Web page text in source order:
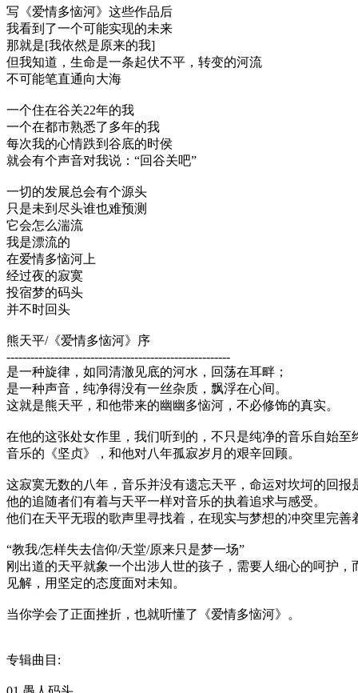
写《爱情多恼河》这些作品后
我看到了一个可能实现的未来
那就是[我依然是原来的我]
但我知道，生命是一条起伏不平，转变的河流
不可能笔直通向大海
一个住在谷关22年的我
一个在都市熟悉了多年的我
每次我的心情跌到谷底的时侯
就会有个声音对我说：“回谷关吧”
一切的发展总会有个源头
只是未到尽头谁也难预测
它会怎么湍流
我是漂流的
在爱情多恼河上
经过夜的寂寞
投宿梦的码头
并不时回头
熊天平/《爱情多恼河》序
--------------------------------------------------------
是一种旋律，如同清澈见底的河水，回荡在耳畔；
是一种声音，纯净得没有一丝杂质，飘浮在心间。
这就是熊天平，和他带来的幽幽多恼河，不必修饰的真实。
在他的这张处女作里，我们听到的，不只是纯净的音乐自始至
音乐的《坚贞》，和他对八年孤寂岁月的艰辛回顾。
这寂寞无数的八年，音乐并没有遗忘天平，命运对坎坷的回
他的追随者们有着与天平一样对音乐的执着追求与感受。
他们在天平无瑕的歌声里寻找着，在现实与梦想的冲突里完
“教我/怎样失去信仰/天堂/原来只是梦一场”
刚出道的天平就象一个出涉人世的孩子，需要人细心的呵护，
见解，用坚定的态度面对未知。
当你学会了正面挫折，也就听懂了《爱情多恼河》。
专辑曲目: